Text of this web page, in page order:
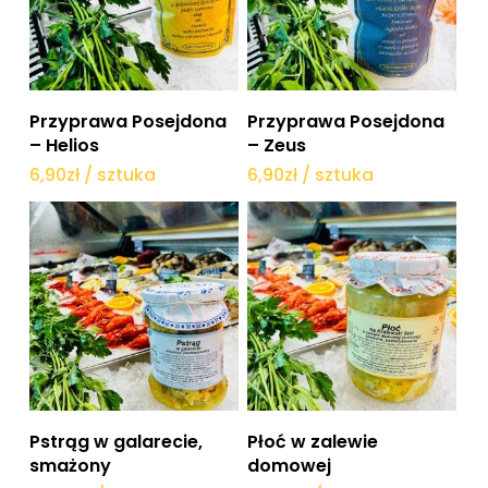
Dodaj do koszyka
Przyprawa Posejdona
– Helios
6,90zł / sztuka
Dodaj do koszyka
Przyprawa Posejdona
– Zeus
6,90zł / sztuka
Dodaj do koszyka
Pstrąg w galarecie,
smażony
Dodaj do koszyka
Płoć w zalewie
domowej